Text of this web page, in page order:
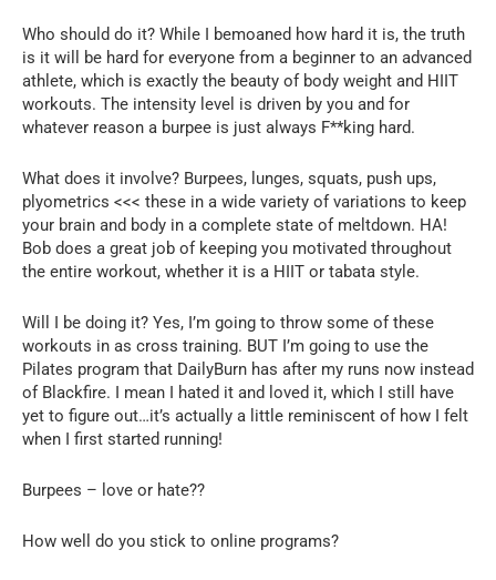
Who should do it? While I bemoaned how hard it is, the truth
is it will be hard for everyone from a beginner to an advanced
athlete, which is exactly the beauty of body weight and HIIT
workouts. The intensity level is driven by you and for
whatever reason a burpee is just always F**king hard.
What does it involve? Burpees, lunges, squats, push ups,
plyometrics <<< these in a wide variety of variations to keep
your brain and body in a complete state of meltdown. HA!
Bob does a great job of keeping you motivated throughout
the entire workout, whether it is a HIIT or tabata style.
Will I be doing it? Yes, I’m going to throw some of these
workouts in as cross training. BUT I’m going to use the
Pilates program that DailyBurn has after my runs now instead
of Blackfire. I mean I hated it and loved it, which I still have
yet to figure out…it’s actually a little reminiscent of how I felt
when I first started running!
Burpees – love or hate??
How well do you stick to online programs?